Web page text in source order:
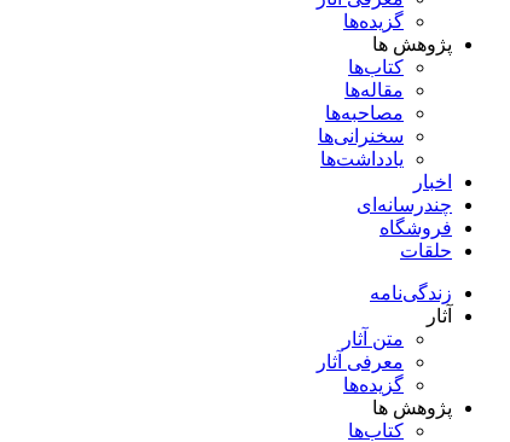
گزیده‌ها
پژوهش ها
کتاب‌ها
مقاله‌ها
مصاحبه‌ها
سخنرانی‌ها
یادداشت‌ها
اخبار
چندرسانه‌ای
فروشگاه
حلقات
زندگی‌نامه
آثار
متن آثار
معرفی آثار
گزیده‌ها
پژوهش ها
کتاب‌ها